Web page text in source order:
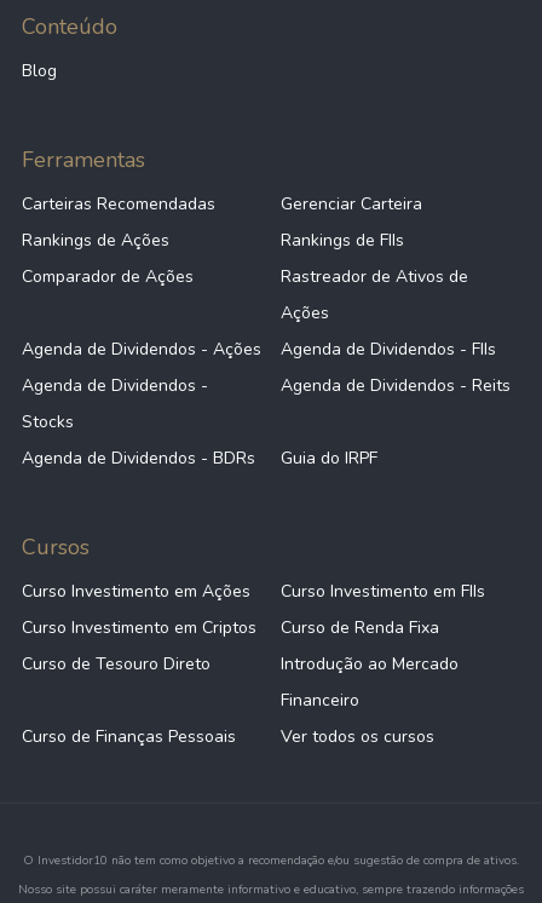
Conteúdo
Blog
Ferramentas
Carteiras Recomendadas
Gerenciar Carteira
Rankings de Ações
Rankings de FIIs
Comparador de Ações
Rastreador de Ativos de
Ações
Agenda de Dividendos - Ações
Agenda de Dividendos - FIIs
Agenda de Dividendos -
Stocks
Agenda de Dividendos - Reits
Agenda de Dividendos - BDRs Guia do IRPF
Cursos
Curso Investimento em Ações
Curso Investimento em FIIs
Curso Investimento em Criptos
Curso de Renda Fixa
Curso de Tesouro Direto
Introdução ao Mercado
Financeiro
Curso de Finanças Pessoais
Ver todos os cursos
O Investidor10 não tem como objetivo a recomendação e/ou sugestão de compra de ativos.
Nosso site possui caráter meramente informativo e educativo, sempre trazendo informações